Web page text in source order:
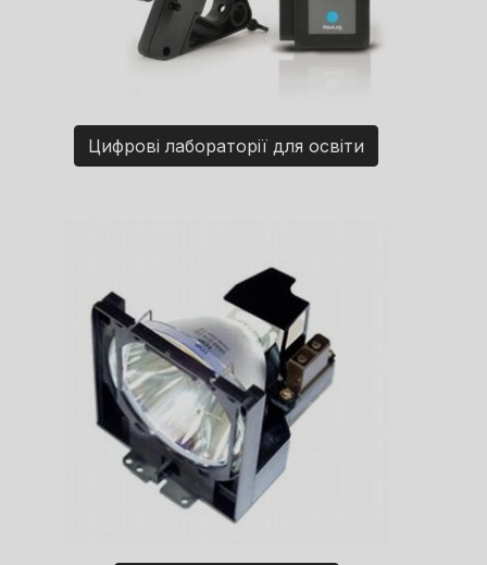
Цифрові лабораторії для освіти